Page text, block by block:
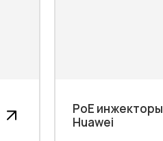
PoE инжекторы
Huawei